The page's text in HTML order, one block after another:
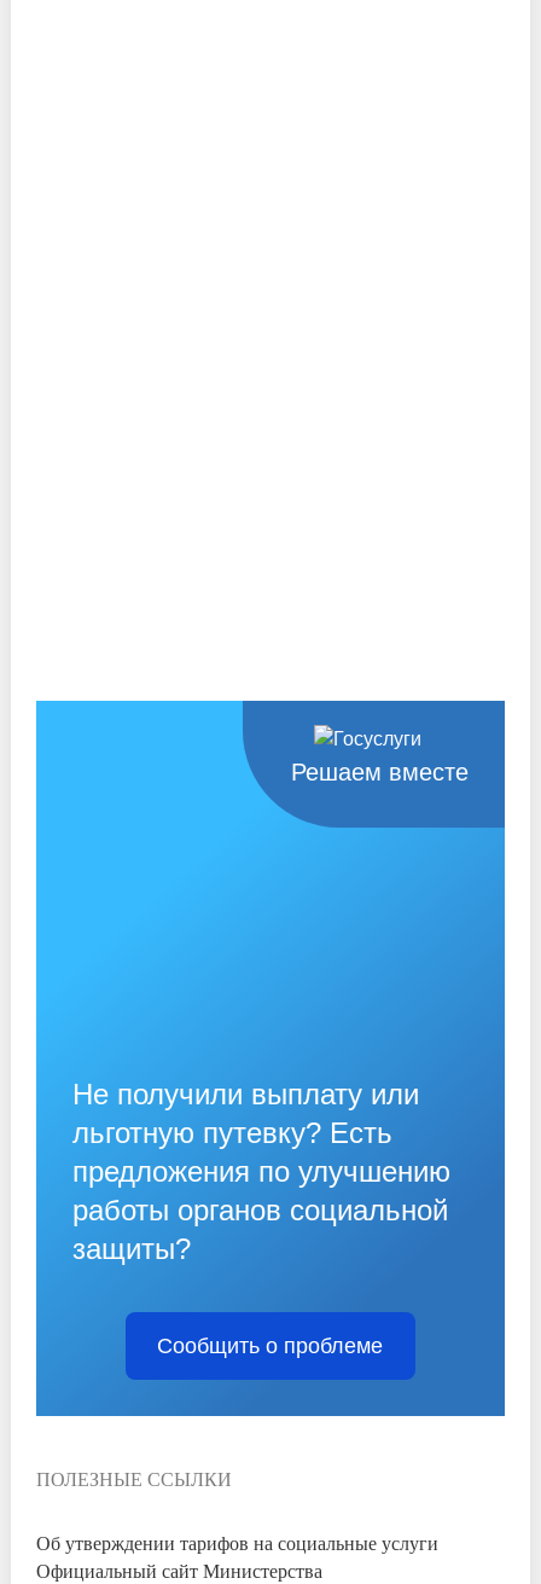
Решаем вместе
Не получили выплату или
льготную путевку? Есть
предложения по улучшению
работы органов социальной
защиты?
Сообщить о проблеме
ПОЛЕЗНЫЕ ССЫЛКИ
Об утверждении тарифов на социальные услуги
Официальный сайт Министерства